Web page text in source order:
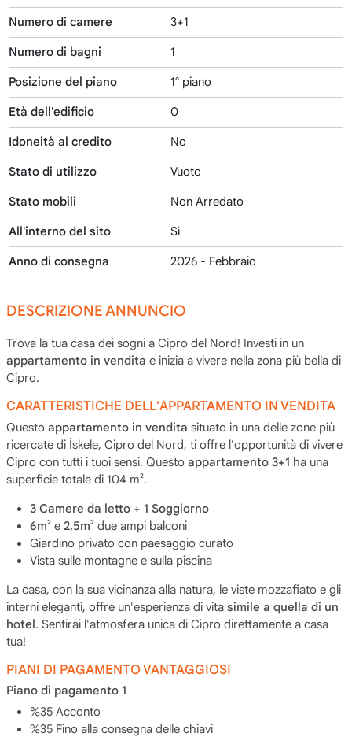
Numero di camere 3+1
Numero di bagni 1
Posizione del piano 1° piano
Età dell'edificio 0
Idoneità al credito No
Stato di utilizzo Vuoto
Stato mobili Non Arredato
All'interno del sito Sì
Anno di consegna 2026 - Febbraio
DESCRIZIONE ANNUNCIO
Trova la tua casa dei sogni a Cipro del Nord! Investi in un
appartamento in vendita e inizia a vivere nella zona più bella di
Cipro.
CARATTERISTICHE DELL'APPARTAMENTO IN VENDITA
Questo appartamento in vendita situato in una delle zone più
ricercate di İskele, Cipro del Nord, ti offre l'opportunità di vivere
Cipro con tutti i tuoi sensi. Questo appartamento 3+1 ha una
superficie totale di 104 m².
3 Camere da letto + 1 Soggiorno
6m²e 2,5m²due ampi balconi
Giardino privato con paesaggio curato
Vista sulle montagne e sulla piscina
La casa, con la sua vicinanza alla natura, le viste mozzafiato e gli
interni eleganti, offre un'esperienza di vita simile a quella di un
hotel. Sentirai l'atmosfera unica di Cipro direttamente a casa
tua!
PIANI DI PAGAMENTO VANTAGGIOSI
Piano di pagamento 1
%35 Acconto
%35 Fino alla consegna delle chiavi